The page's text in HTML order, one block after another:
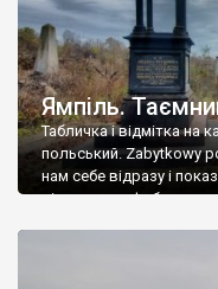
Ямпіль.
Табличка і відмітка на
польський. Zabytkowy
нам себе відразу і
віднести до фабричних,